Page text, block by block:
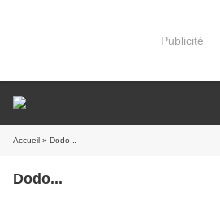
Publicité
Accueil » Dodo...
Dodo...